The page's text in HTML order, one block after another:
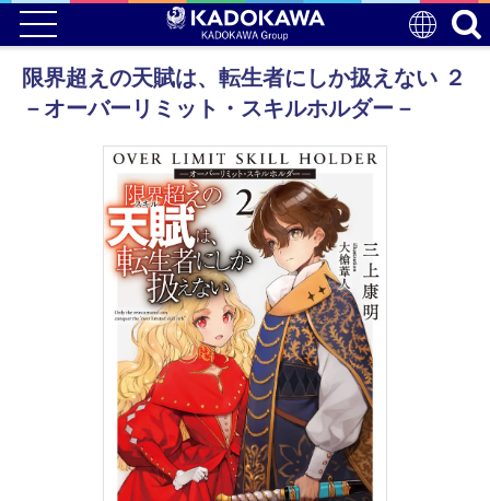
限界超えの天賦は、転生者にしか扱えない ２
－オーバーリミット・スキルホルダー－